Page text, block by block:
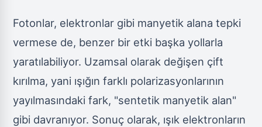
Fotonlar, elektronlar gibi manyetik alana tepki
vermese de, benzer bir etki başka yollarla
yaratılabiliyor. Uzamsal olarak değişen çift
kırılma, yani ışığın farklı polarizasyonlarının
yayılmasındaki fark, "sentetik manyetik alan"
gibi davranıyor. Sonuç olarak, ışık elektronların